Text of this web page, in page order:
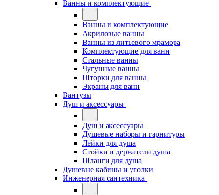
Ванны и комплектующие
Ванны и комплектующие
Акриловые ванны
Ванны из литьевого мрамора
Комплектующие для ванн
Стальные ванны
Чугунные ванны
Шторки для ванны
Экраны для ванн
Вантузы
Душ и аксессуары
Душ и аксессуары
Душевые наборы и гарнитуры
Лейки для душа
Стойки и держатели душа
Шланги для душа
Душевые кабины и уголки
Инженерная сантехника